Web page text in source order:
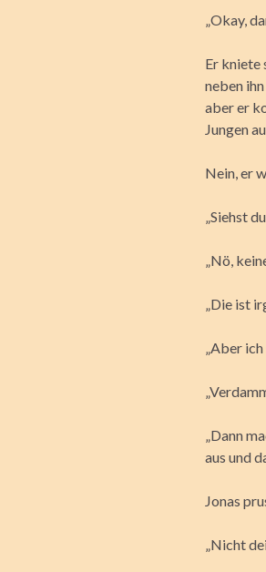
„Okay,
Er kniete
neben
aber er
Jungen
Nein, er
„Siehst
„Nö,
„Die ist
„Aber ich
„Dann
aus und
Jonas
„Nicht